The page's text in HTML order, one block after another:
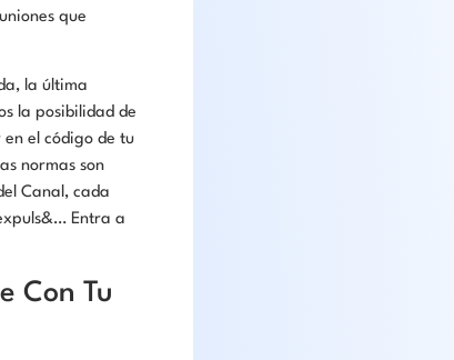
que
la última
la posibilidad de
el código de tu
normas son
Canal, cada
Entra a
Con Tu